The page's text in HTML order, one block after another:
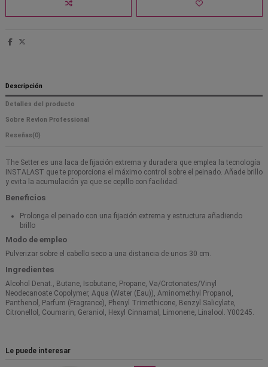
Descripción
Detalles del producto
Sobre Revlon Professional
Reseñas(0)
The Setter es una laca de fijación extrema y duradera que emplea la tecnología
INSTALAST que te proporciona el máximo control sobre el peinado. Añade brillo
y evita la acumulación ya que se cepillo con facilidad.
Beneficios
Prolonga el peinado con una fijación extrema y estructura añadiendo
brillo
Modo de empleo
Pulverizar sobre el cabello seco a una distancia de unos 30 cm.
Ingredientes
Alcohol Denat., Butane, Isobutane, Propane, Va/Crotonates/Vinyl
Neodecanoate Copolymer, Aqua (Water (Eau)), Aminomethyl Propanol,
Panthenol, Parfum (Fragrance), Phenyl Trimethicone, Benzyl Salicylate,
Citronellol, Coumarin, Geraniol, Hexyl Cinnamal, Limonene, Linalool. Y00245.
Le puede interesar